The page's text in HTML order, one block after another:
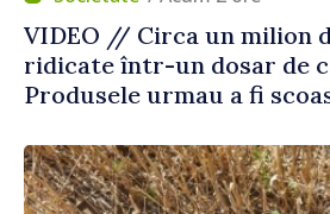
VIDEO // Circa un milion
ridicate într-un dosar de
Produsele urmau a fi